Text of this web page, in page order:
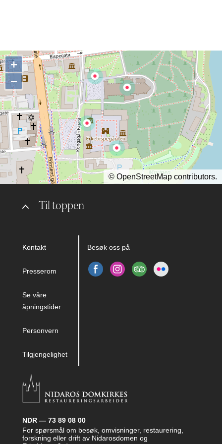
Til toppen
Kontakt
Presserom
Se våre
åpningstider
Personvern
Tilgjengelighet
Besøk oss på
NDR — 73 89 08 00
For spørsmål om besøk, omvisninger, restaurering,
forskning eller drift av Nidarosdomen og
+
−
© OpenStreetMap contributors.